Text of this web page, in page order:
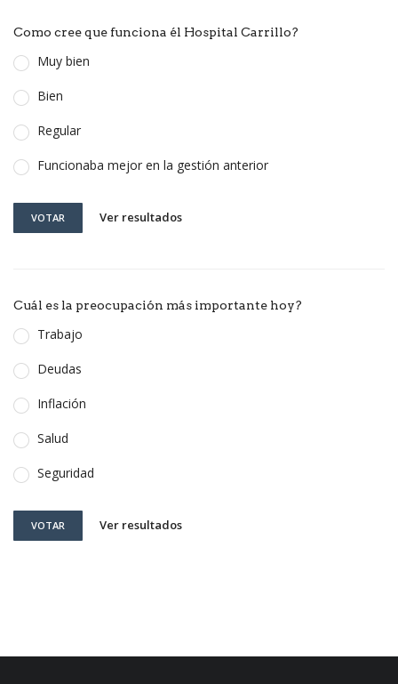
Como cree que funciona él Hospital Carrillo?
Muy bien
Bien
Regular
Funcionaba mejor en la gestión anterior
VOTAR Ver resultados
Cuál es la preocupación más importante hoy?
Trabajo
Deudas
Inflación
Salud
Seguridad
VOTAR Ver resultados